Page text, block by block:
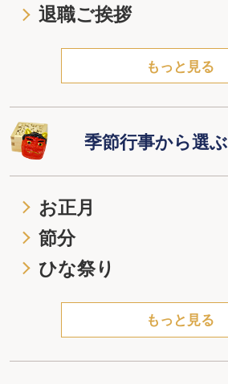
退職ご挨拶
もっと見る
季節行事から選ぶ
お正月
節分
ひな祭り
もっと見る